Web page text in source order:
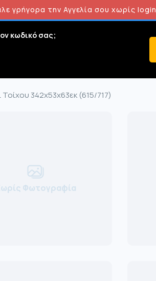
γρήγορα την Αγγελία σου χωρίς login
κωδικό σας;
Τοίχου 342x53x63εκ (615/717)
Φωτογραφία